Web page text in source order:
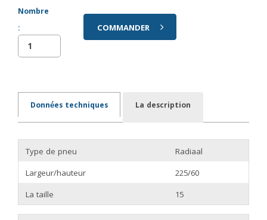
Nombre
:
COMMANDER
Données techniques La description
Type de pneu
Radiaal
Largeur/hauteur
225/60
La taille
15